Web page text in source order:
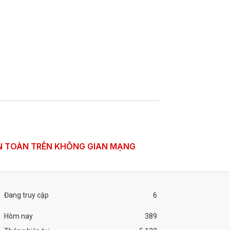
TOÀN TRÊN KHÔNG GIAN MẠNG
Đang truy cập 6
Hôm nay
389